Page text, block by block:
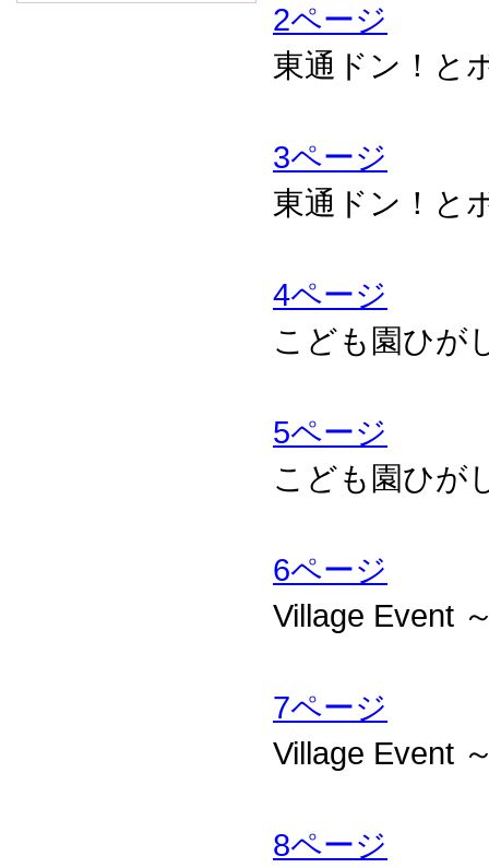
2ページ
東通ドン！と
3ページ
東通ドン！と
4ページ
こども園ひが
5ページ
こども園ひが
6ページ
Village Event
7ページ
Village Event
8ページ